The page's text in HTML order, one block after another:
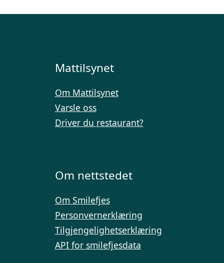
Mattilsynet
Om Mattilsynet
Varsle oss
Driver du restaurant?
Om nettstedet
Om Smilefjes
Personvernerklæring
Tilgjengelighetserklæring
API for smilefjesdata